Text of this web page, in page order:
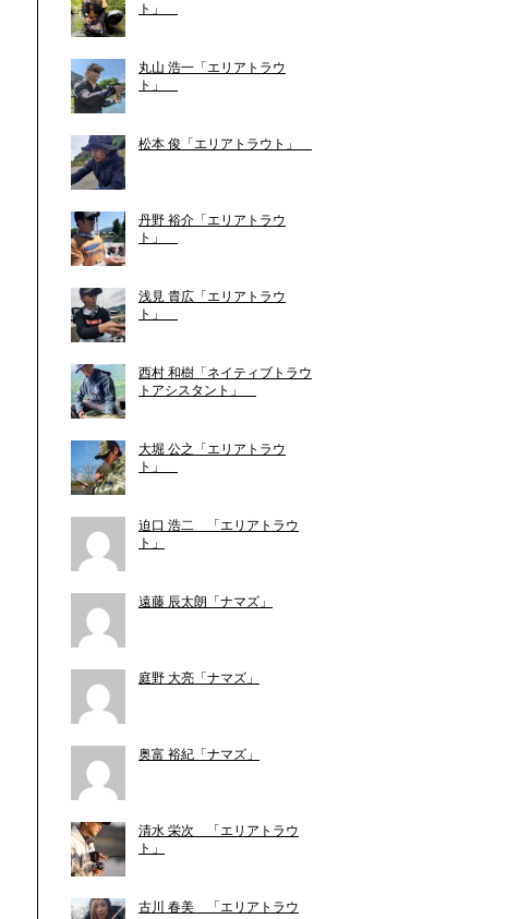
ト」
丸山 浩一「エリアトラウ
ト」
松本 俊「エリアトラウト」
丹野 裕介「エリアトラウ
ト」
浅見 貴広「エリアトラウ
ト」
西村 和樹「ネイティブトラウ
トアシスタント」
大堀 公之「エリアトラウ
ト」
迫口 浩二 「エリアトラウ
ト」
遠藤 辰太朗「ナマズ」
庭野 大亮「ナマズ」
奥富 裕紀「ナマズ」
清水 栄次 「エリアトラウ
ト」
古川 春美 「エリアトラウ